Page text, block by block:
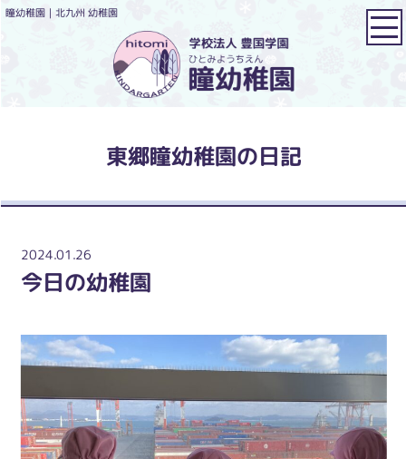
瞳幼稚園｜北九州 幼稚園
東郷瞳幼稚園の日記
2024.01.26
今日の幼稚園